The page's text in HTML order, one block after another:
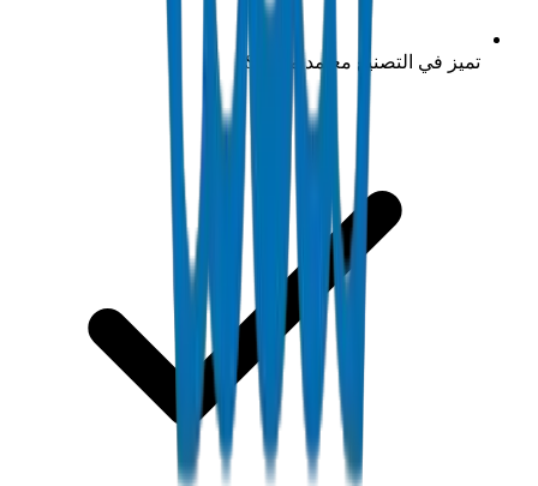
تميز في التصنيع معتمد من ISO